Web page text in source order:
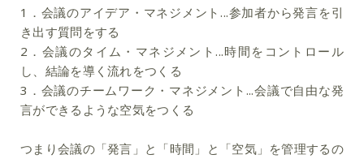
1．会議のアイデア・マネジメント...参加者から発言を引
き出す質問をする
2．会議のタイム・マネジメント...時間をコントロール
し、結論を導く流れをつくる
3．会議のチームワーク・マネジメント...会議で自由な発
言ができるような空気をつくる
つまり会議の「発言」と「時間」と「空気」を管理するの